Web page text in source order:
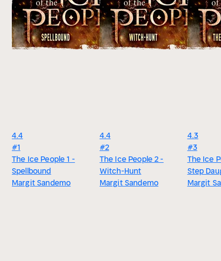
4.4
#1
The Ice People 1 -
Spellbound
Margit Sandemo
4.4
#2
The Ice People 2 -
Witch-Hunt
Margit Sandemo
4.3
#3
The Ice
Step
Margit